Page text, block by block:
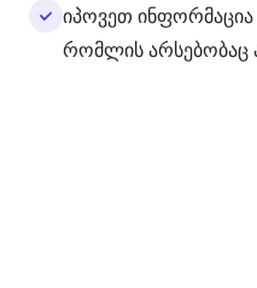
იპოვეთ ინფორმაცია
რომლის